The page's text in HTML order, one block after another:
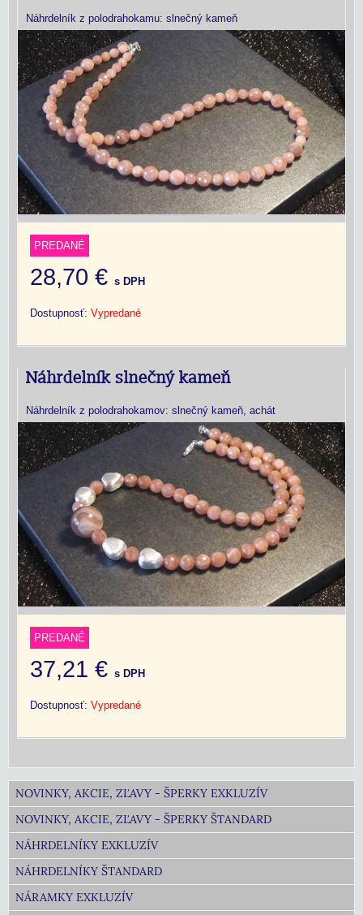
Náhrdelník z polodrahokamu: slnečný kameň
PREDANÉ
28,70 € s DPH
Dostupnosť: Vypredané
Náhrdelník slnečný kameň
Náhrdelník z polodrahokamov: slnečný kameň, achát
PREDANÉ
37,21 € s DPH
Dostupnosť: Vypredané
NOVINKY, AKCIE, ZĽAVY - ŠPERKY EXKLUZÍV
NOVINKY, AKCIE, ZĽAVY - ŠPERKY ŠTANDARD
NÁHRDELNÍKY EXKLUZÍV
NÁHRDELNÍKY ŠTANDARD
NÁRAMKY EXKLUZÍV